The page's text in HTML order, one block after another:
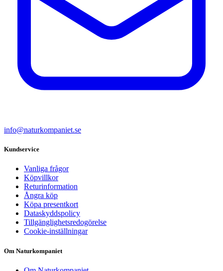
info@naturkompaniet.se
Kundservice
Vanliga frågor
Köpvillkor
Returinformation
Ångra köp
Köpa presentkort
Dataskyddspolicy
Tillgänglighetsredogörelse
Cookie-inställningar
Om Naturkompaniet